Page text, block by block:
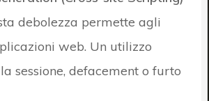
debolezza permette agli
web. Un utilizzo
sessione, defacement o furto